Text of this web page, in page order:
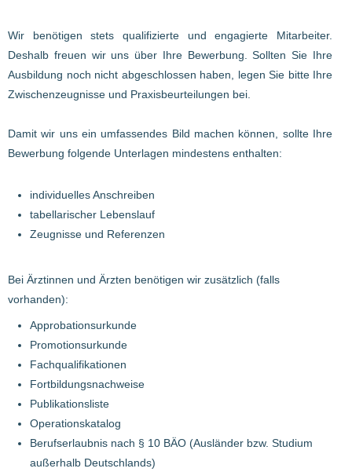
Wir benötigen stets qualifizierte und engagierte Mitarbeiter.
Deshalb freuen wir uns über Ihre Bewerbung. Sollten Sie Ihre
Ausbildung noch nicht abgeschlossen haben, legen Sie bitte Ihre
Zwischenzeugnisse und Praxisbeurteilungen bei.
Damit wir uns ein umfassendes Bild machen können, sollte Ihre
Bewerbung folgende Unterlagen mindestens enthalten:
individuelles Anschreiben
tabellarischer Lebenslauf
Zeugnisse und Referenzen
Bei Ärztinnen und Ärzten benötigen wir zusätzlich (falls
vorhanden):
Approbationsurkunde
Promotionsurkunde
Fachqualifikationen
Fortbildungsnachweise
Publikationsliste
Operationskatalog
Berufserlaubnis nach § 10 BÄO (Ausländer bzw. Studium
außerhalb Deutschlands)